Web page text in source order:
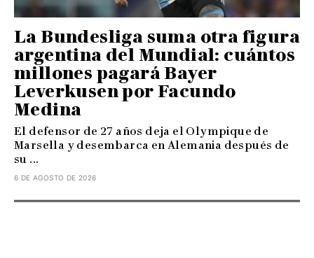
La Bundesliga suma otra figura
argentina del Mundial: cuántos
millones pagará Bayer
Leverkusen por Facundo
Medina
El defensor de 27 años deja el Olympique de
Marsella y desembarca en Alemania después de
su ...
6 DE AGOSTO DE 2026